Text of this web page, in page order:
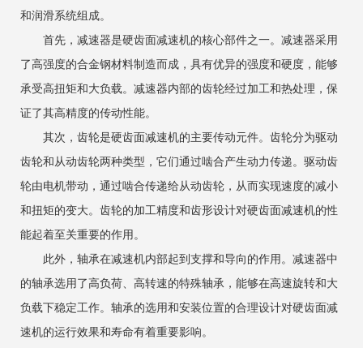
和润滑系统组成。
首先，减速器是硬齿面减速机的核心部件之一。减速器采用
了高强度的合金钢材料制造而成，具有优异的强度和硬度，能够
承受高扭矩和大负载。减速器内部的齿轮经过加工和热处理，保
证了其高精度的传动性能。
其次，齿轮是硬齿面减速机的主要传动元件。齿轮分为驱动
齿轮和从动齿轮两种类型，它们通过啮合产生动力传递。驱动齿
轮由电机带动，通过啮合传递给从动齿轮，从而实现速度的减小
和扭矩的变大。齿轮的加工精度和齿形设计对硬齿面减速机的性
能起着至关重要的作用。
此外，轴承在减速机内部起到支撑和导向的作用。减速器中
的轴承选用了高负荷、高转速的特殊轴承，能够在高速旋转和大
负载下稳定工作。轴承的选用和安装位置的合理设计对硬齿面减
速机的运行效果和寿命有着重要影响。